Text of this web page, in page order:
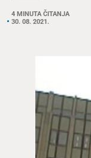
4 MINUTA ČITANJA
30. 08. 2021.